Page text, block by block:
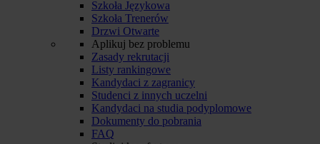
Szkoła Językowa
Szkoła Trenerów
Drzwi Otwarte
Aplikuj bez problemu
Zasady rekrutacji
Listy rankingowe
Kandydaci z zagranicy
Studenci z innych uczelni
Kandydaci na studia podyplomowe
Dokumenty do pobrania
FAQ